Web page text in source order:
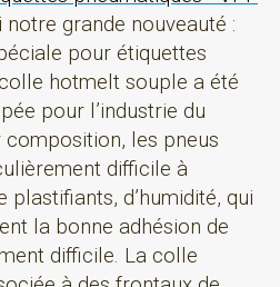
notre grande nouveauté :
pour étiquettes
hotmelt souple a été
pour l’industrie du
les pneus
difficile à
plastifiants, d’humidité, qui
la bonne adhésion de
difficile. La colle